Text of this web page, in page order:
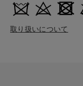
取り扱いについて